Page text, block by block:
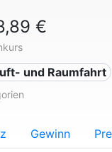
€
und Raumfahrt
Gewinn